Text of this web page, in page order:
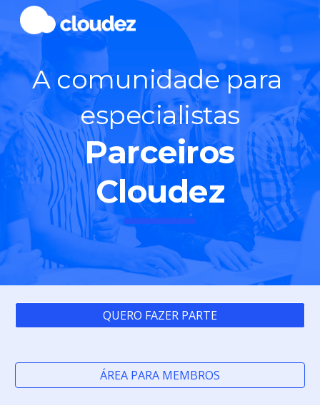
Skip to main content
A comunidade para
especialistas
Parceiros
Cloudez
QUERO FAZER PARTE
ÁREA PARA MEMBROS